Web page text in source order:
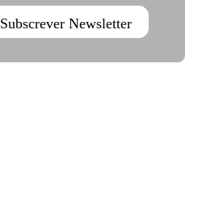
Subscrever Newsletter